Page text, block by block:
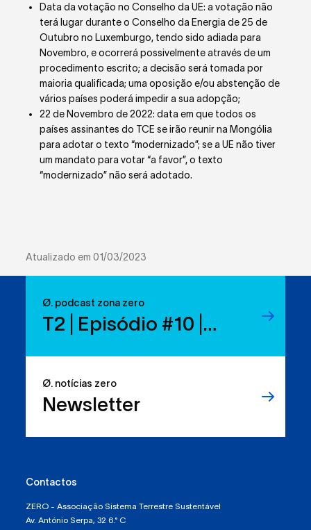
Data da votação no Conselho da UE: a votação não
terá lugar durante o Conselho da Energia de 25 de
Outubro no Luxemburgo, tendo sido adiada para
Novembro, e ocorrerá possivelmente através de um
procedimento escrito; a decisão será tomada por
maioria qualificada; uma oposição e/ou abstenção de
vários países poderá impedir a sua adopção;
22 de Novembro de 2022: data em que todos os
países assinantes do TCE se irão reunir na Mongólia
para adotar o texto “modernizado”; se a UE não tiver
um mandato para votar “a favor”, o texto
“modernizado” não será adotado.
Atualizado em 01/03/2023
Ø. podcast zona zero
T2 | Episódio #10 |
sabemos usá-los?
Ø. notícias zero
Newsletter
Contactos
ZERO - Associação Sistema Terrestre Sustentável
Av. António Serpa, 32 6.° C